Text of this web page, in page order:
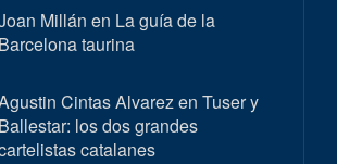
Millán en La guía de la
Barcelona taurina
Cintas Alvarez en Tuser y
Ballestar: los dos grandes
catalanes